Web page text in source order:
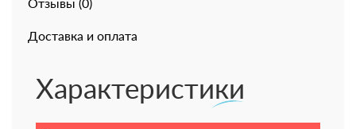
Отзывы (0)
Доставка и оплата
Характеристики